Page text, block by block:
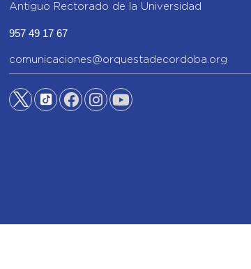
Antiguo Rectorado de la Universidad
957 49 17 67
comunicaciones@orquestadecordoba.org